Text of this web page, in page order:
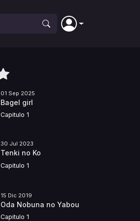
01 Sep 2025
Bagel girl
Capitulo 1
30 Jul 2023
Tenki no Ko
Capitulo 1
15 Dic 2019
Oda Nobuna no Yabou
Capitulo 1